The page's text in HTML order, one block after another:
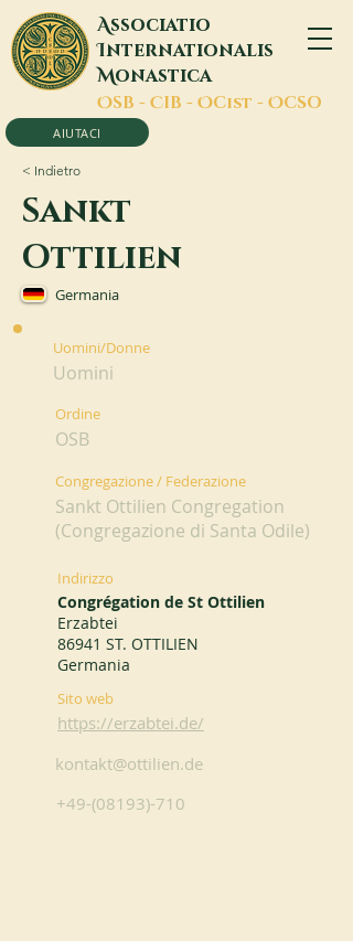
Associatio
Internationalis
Monastica
OSB - CIB - OCist - OCSO
AIUTACI
< Indietro
Sankt
Ottilien
Germania
Uomini/Donne
Uomini
Ordine
OSB
Congregazione / Federazione
Sankt Ottilien Congregation
(Congregazione di Santa Odile)
Indirizzo
Congrégation de St Ottilien
Erzabtei
86941 ST. OTTILIEN
Germania
Sito web
https://erzabtei.de/
kontakt@ottilien.de
+49-(08193)-710